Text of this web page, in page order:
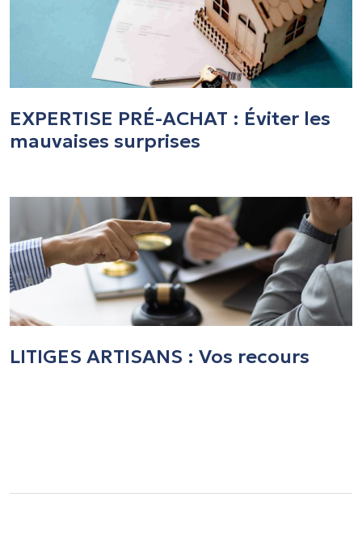
EXPERTISE PRÉ-ACHAT : Éviter les
mauvaises surprises
LITIGES ARTISANS : Vos recours